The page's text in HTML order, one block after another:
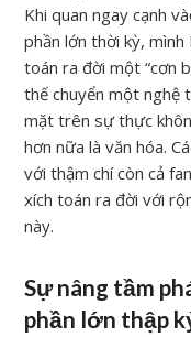
Khi quan ngay cạnh
phần lớn thời kỳ,
toán ra đời một “cơn
thế chuyển một nghệ
mặt trên sự thực
hơn nữa là văn hóa.
với thậm chí còn cả
xích toán ra đời với
này.
Sự nâng tầm
phần lớn thập